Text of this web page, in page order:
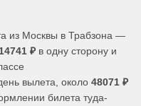
из Москвы в Трабзона —
14741 ₽ в одну сторону и
вылета, около 48071 ₽
билета туда-